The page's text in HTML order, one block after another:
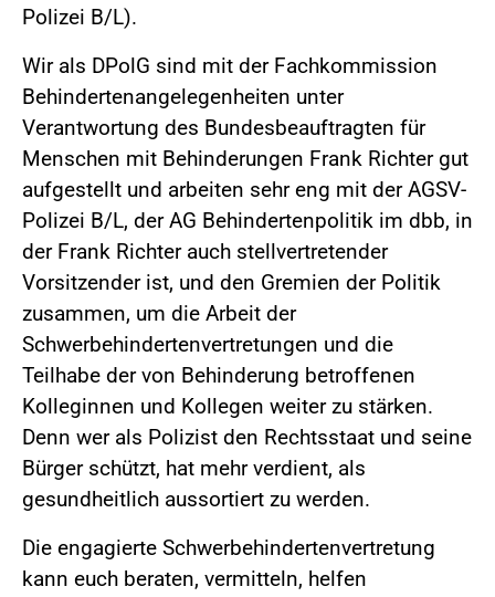
Polizei B/L).
Wir als DPolG sind mit der Fachkommission
Behindertenangelegenheiten unter
Verantwortung des Bundesbeauftragten für
Menschen mit Behinderungen Frank Richter gut
aufgestellt und arbeiten sehr eng mit der AGSV-
Polizei B/L, der AG Behindertenpolitik im dbb, in
der Frank Richter auch stellvertretender
Vorsitzender ist, und den Gremien der Politik
zusammen, um die Arbeit der
Schwerbehindertenvertretungen und die
Teilhabe der von Behinderung betroffenen
Kolleginnen und Kollegen weiter zu stärken.
Denn wer als Polizist den Rechtsstaat und seine
Bürger schützt, hat mehr verdient, als
gesundheitlich aussortiert zu werden.
Die engagierte Schwerbehindertenvertretung
kann euch beraten, vermitteln, helfen